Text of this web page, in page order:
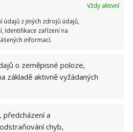
Vždy aktivní
údajů z jiných zdrojů údajů,
Identifikace zařízení na
informací.
o zeměpisné poloze,
základě aktivně vyžádaných
předcházení a
chyb,
PRÁCE